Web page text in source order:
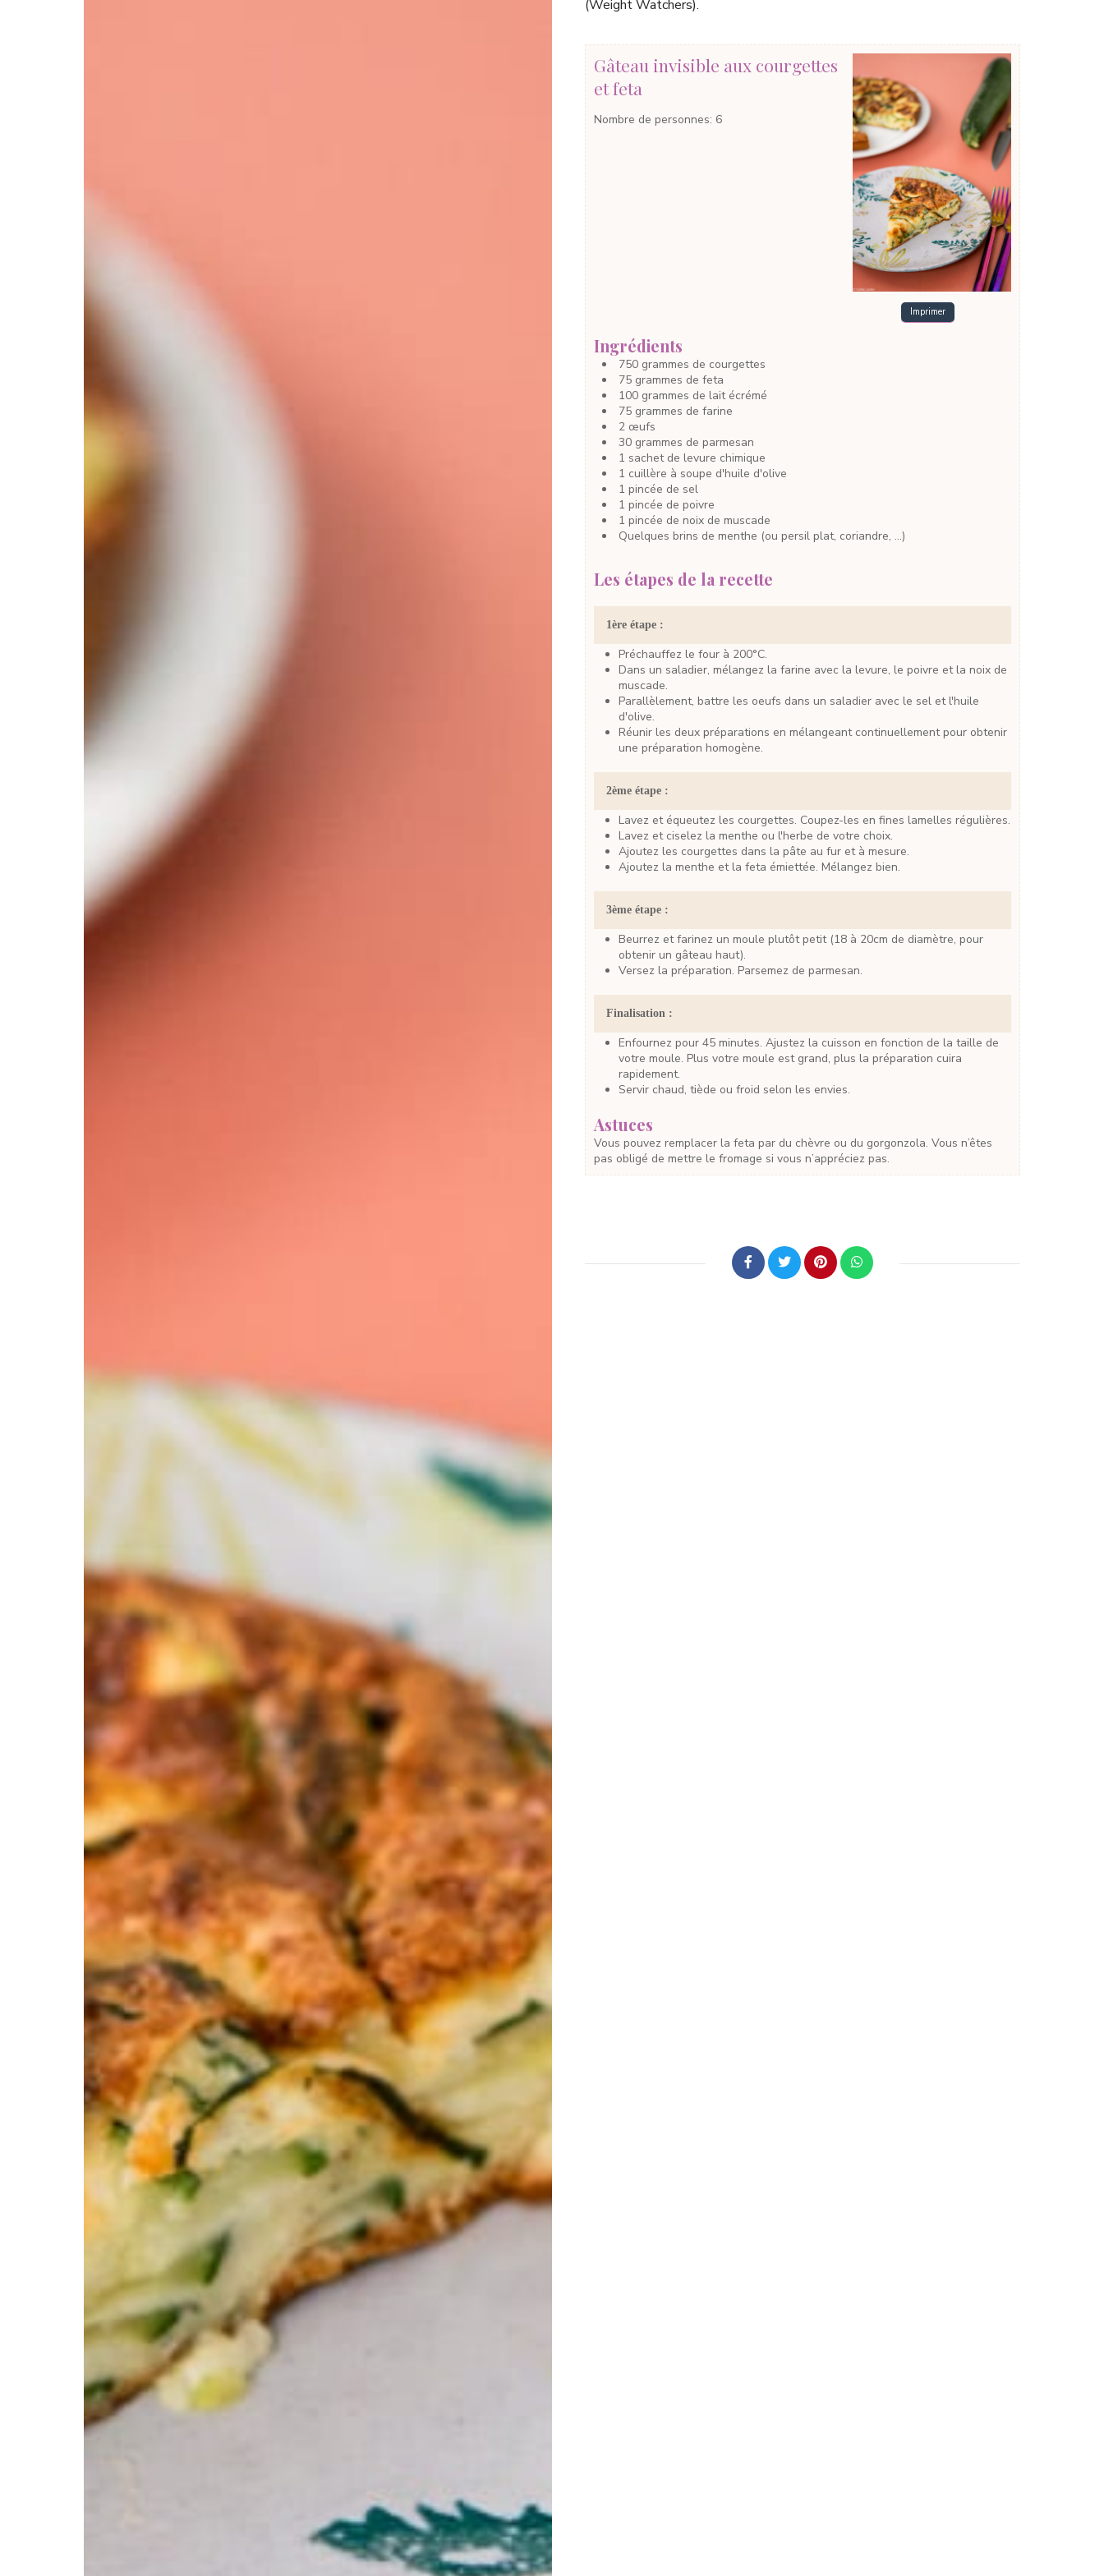
(Weight Watchers).
Imprimer
Gâteau invisible aux courgettes
et feta
Nombre de personnes: 6
Ingrédients
750 grammes de courgettes
75 grammes de feta
100 grammes de lait écrémé
75 grammes de farine
2 œufs
30 grammes de parmesan
1 sachet de levure chimique
1 cuillère à soupe d'huile d'olive
1 pincée de sel
1 pincée de poivre
1 pincée de noix de muscade
Quelques brins de menthe (ou persil plat, coriandre, …)
Les étapes de la recette
1ère étape :
Préchauffez le four à 200°C.
Dans un saladier, mélangez la farine avec la levure, le poivre et la noix de
muscade.
Parallèlement, battre les oeufs dans un saladier avec le sel et l'huile
d'olive.
Réunir les deux préparations en mélangeant continuellement pour obtenir
une préparation homogène.
2ème étape :
Lavez et équeutez les courgettes. Coupez-les en fines lamelles régulières.
Lavez et ciselez la menthe ou l'herbe de votre choix.
Ajoutez les courgettes dans la pâte au fur et à mesure.
Ajoutez la menthe et la feta émiettée. Mélangez bien.
3ème étape :
Beurrez et farinez un moule plutôt petit (18 à 20cm de diamètre, pour
obtenir un gâteau haut).
Versez la préparation. Parsemez de parmesan.
Finalisation :
Enfournez pour 45 minutes. Ajustez la cuisson en fonction de la taille de
votre moule. Plus votre moule est grand, plus la préparation cuira
rapidement.
Servir chaud, tiède ou froid selon les envies.
Astuces
Vous pouvez remplacer la feta par du chèvre ou du gorgonzola. Vous n’êtes
pas obligé de mettre le fromage si vous n’appréciez pas.